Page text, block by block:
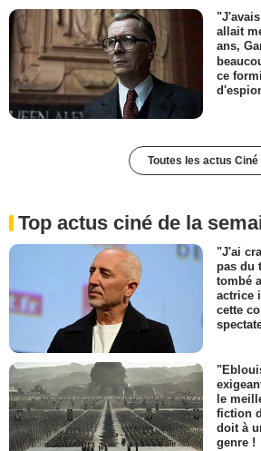
allait
ans,
ce
Toutes les actus Ciné
Top actus ciné de la
"J'ai
pas du
tombé
actrice
cette
le
fiction
doit à
genre !